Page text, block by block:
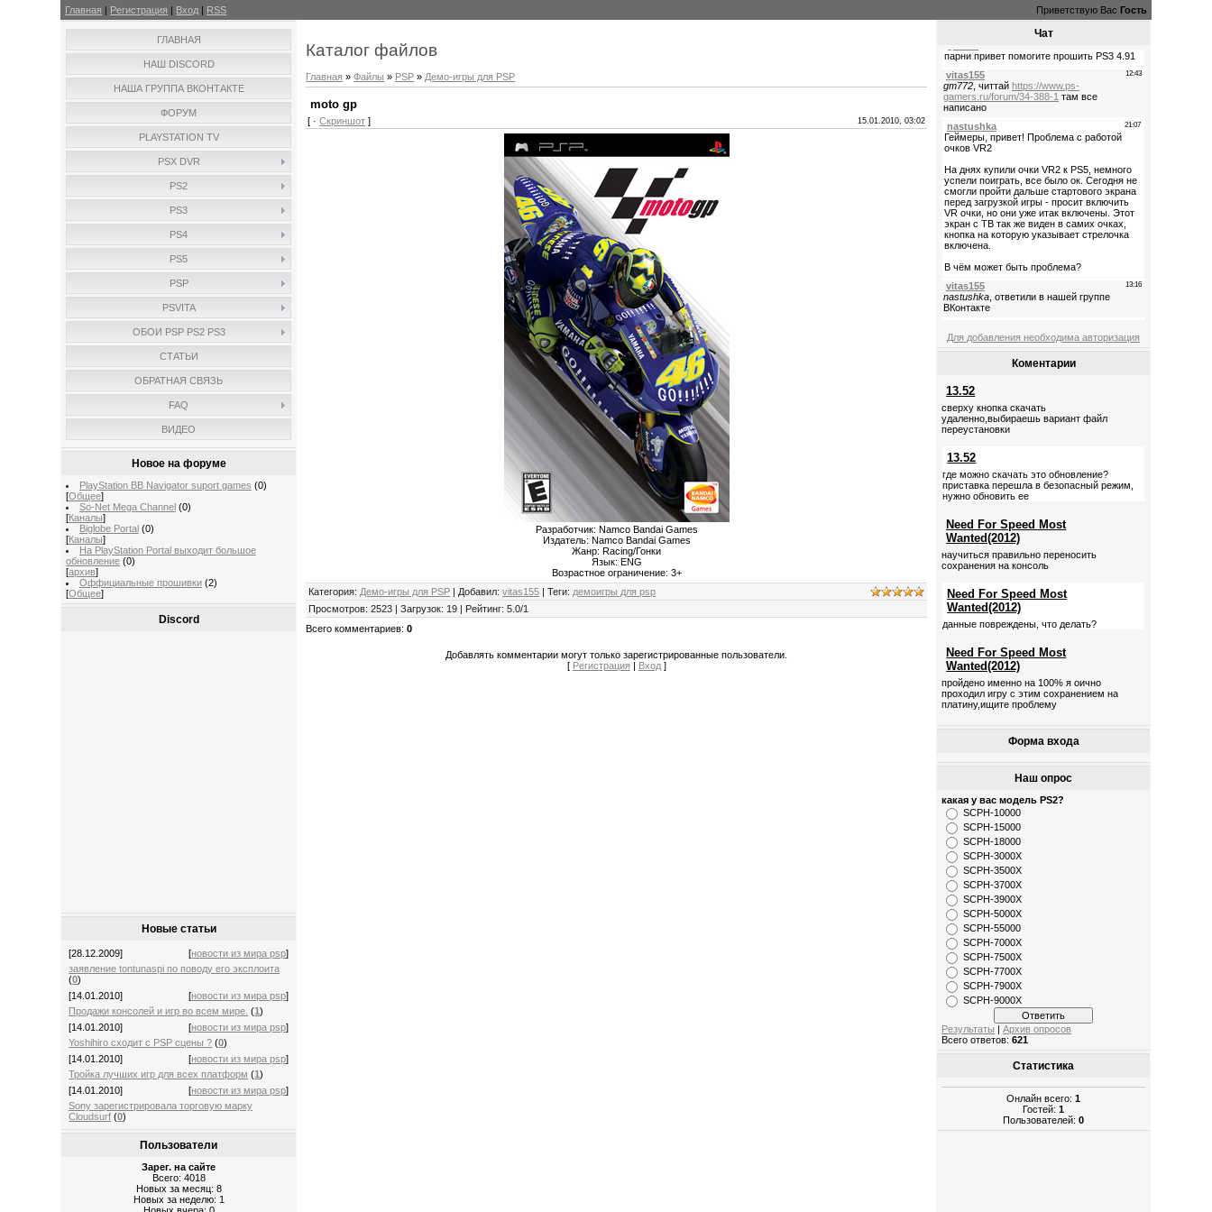
Главная | Регистрация | Вход | RSS Приветствую Вас Гость
ГЛАВНАЯ
НАШ DISCORD
НАША ГРУППА ВКОНТАКТЕ
ФОРУМ
PLAYSTATION TV
PSX DVR
PS2
PS3
PS4
PS5
PSP
PSVITA
ОБОИ PSP PS2 PS3
СТАТЬИ
ОБРАТНАЯ СВЯЗЬ
FAQ
ВИДЕО
Новое на форуме
PlayStation BB Navigator suport games (0)
[Общее]
So-Net Mega Channel (0)
[Каналы]
Biglobe Portal (0)
[Каналы]
На PlayStation Portal выходит большое
обновление (0)
[архив]
Оффициальные прошивки (2)
[Общее]
Discord
Новые статьи
[28.12.2009] [новости из мира psp]
заявление tontunaspi по поводу его эксплоита
(0)
[14.01.2010]
[новости из мира psp]
Продажи консолей и игр во всем мире. (1)
[14.01.2010]
[новости из мира psp]
Yoshihiro сходит с PSP сцены ? (0)
[14.01.2010]
[новости из мира psp]
Тройка лучших игр для всех платформ (1)
[14.01.2010]
[новости из мира psp]
Sony зарегистрировала торговую марку
Cloudsurf (0)
Пользователи
Зарег. на сайте
Всего: 4018
Новых за месяц: 8
Новых за неделю: 1
Каталог файлов
Главная »Файлы » PSP » Демо-игры для PSP
moto gp
[ ·Скриншот ] 15.01.2010, 03:02
Разработчик: Namco Bandai Games
Издатель: Namco Bandai Games
Жанр: Racing/Гонки
Язык: ENG
Возрастное ограничение: 3+
Категория: Демо-игры для PSP | Добавил: vitas155 |Теги: демоигры для psp
Просмотров: 2523 |Загрузок: 19 | Рейтинг: 5.0/1
Всего комментариев:0
Добавлять комментарии могут только зарегистрированные пользователи.
[ Регистрация | Вход]
Чат
Для добавления необходима авторизация
Коментарии
13.52
сверху кнопка скачать
удаленно,выбираешь вариант файл
переустановки
13.52
где можно скачать это обновление?
приставка перешла в безопасный режим,
нужно обновить ее
Need For Speed Most
Wanted(2012)
научиться правильно переносить
сохранения на консоль
Need For Speed Most
Wanted(2012)
данные повреждены, что делать?
Need For Speed Most
Wanted(2012)
пройдено именно на 100% я оично
проходил игру с этим сохранением на
платину,ищите проблему
Форма входа
Наш опрос
какая у вас модель PS2?
SCPH-10000
SCPH-15000
SCPH-18000
SCPH-3000X
SCPH-3500X
SCPH-3700X
SCPH-3900X
SCPH-5000X
SCPH-55000
SCPH-7000X
SCPH-7500X
SCPH-7700X
SCPH-7900X
SCPH-9000X
Результаты |Архив опросов
Всего ответов:621
Статистика
Онлайн всего:1
Гостей:1
Пользователей:0